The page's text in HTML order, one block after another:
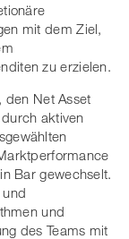
mit dem Ziel,
zu erzielen.
den Net Asset
aktiven
Bar gewechselt.
und
des Teams mit